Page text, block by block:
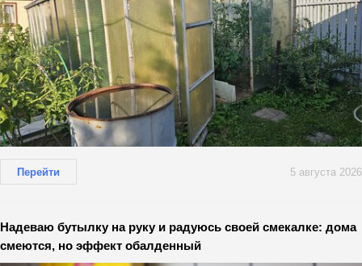
Перейти 5 августа 2026
Надеваю бутылку на руку и радуюсь своей смекалке: дома
смеются, но эффект обалденный